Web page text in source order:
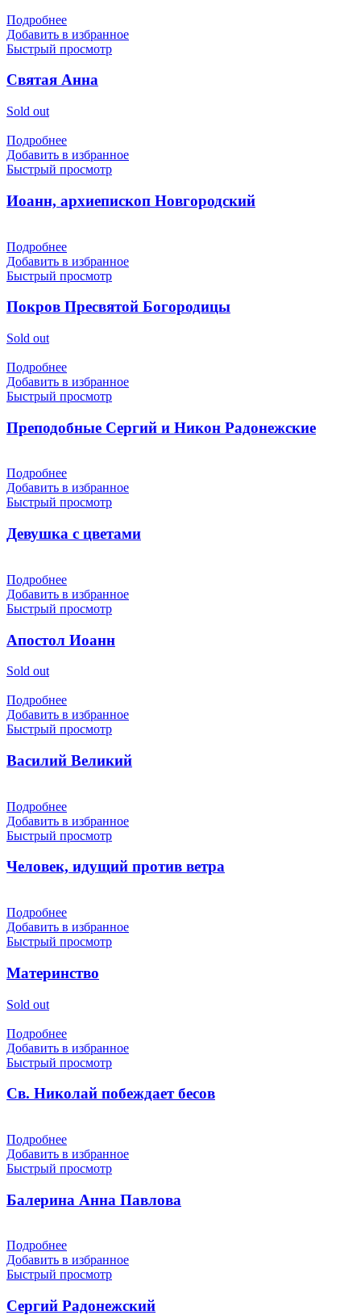
Подробнее
Добавить в избранное
Быстрый просмотр
Святая Анна
Sold out
Подробнее
Добавить в избранное
Быстрый просмотр
Иоанн, архиепископ Новгородский
Подробнее
Добавить в избранное
Быстрый просмотр
Покров Пресвятой Богородицы
Sold out
Подробнее
Добавить в избранное
Быстрый просмотр
Преподобные Сергий и Никон Радонежские
Подробнее
Добавить в избранное
Быстрый просмотр
Девушка с цветами
Подробнее
Добавить в избранное
Быстрый просмотр
Апостол Иоанн
Sold out
Подробнее
Добавить в избранное
Быстрый просмотр
Василий Великий
Подробнее
Добавить в избранное
Быстрый просмотр
Человек, идущий против ветра
Подробнее
Добавить в избранное
Быстрый просмотр
Материнство
Sold out
Подробнее
Добавить в избранное
Быстрый просмотр
Св. Николай побеждает бесов
Подробнее
Добавить в избранное
Быстрый просмотр
Балерина Анна Павлова
Подробнее
Добавить в избранное
Быстрый просмотр
Сергий Радонежский